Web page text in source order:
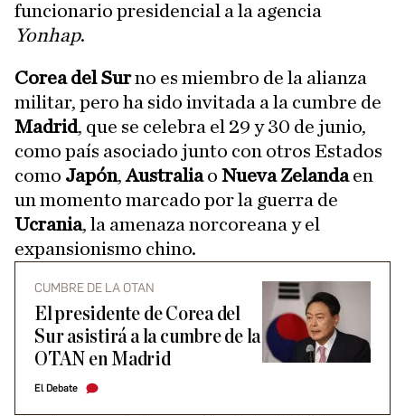
funcionario presidencial a la agencia
Yonhap.
Corea del Surno es miembro de la alianza
militar, pero ha sido invitada a la cumbre de
Madrid, que se celebra el 29 y 30 de junio,
como país asociado junto con otros Estados
como Japón,Australiao Nueva Zelandaen
un momento marcado por la guerra de
Ucrania, la amenaza norcoreana y el
expansionismo chino.
CUMBRE DE LA OTAN
El presidente de Corea del
Sur asistirá a la cumbre de la
OTAN en Madrid
El Debate